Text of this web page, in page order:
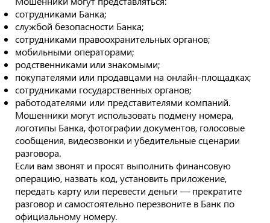
сотрудниками Банка;
службой безопасности Банка;
сотрудниками правоохранительных органов;
мобильными операторами;
родственниками или знакомыми;
покупателями или продавцами на онлайн-площадках;
сотрудниками государственных органов;
работодателями или представителями компаний.
Мошенники могут использовать подмену номера,
логотипы Банка, фотографии документов, голосовые
сообщения, видеозвонки и убедительные сценарии
разговора.
Если вам звонят и просят выполнить финансовую
операцию, назвать код, установить приложение,
передать карту или перевести деньги — прекратите
разговор и самостоятельно перезвоните в Банк по
официальному номеру.